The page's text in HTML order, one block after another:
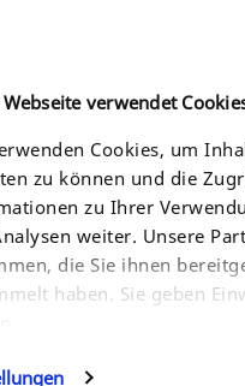
Webseite verwendet
Cookies, um
zu können und die
zu Ihrer
weiter. Unsere
die Sie ihnen
haben. Sie geben
SOLUTIONS SERVICES